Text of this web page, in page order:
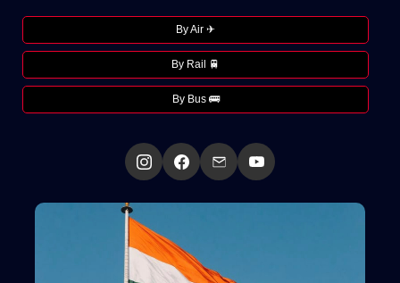
By Air ✈
By Rail 🚆
By Bus 🚌